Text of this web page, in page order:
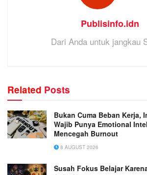
Publisinfo.idn
Dari Anda untuk jangkau
Related Posts
Bukan Cuma Beban Kerja,
Wajib Punya Emotional
Mencegah Burnout
8 AUGUST 2026
Susah Fokus Belajar